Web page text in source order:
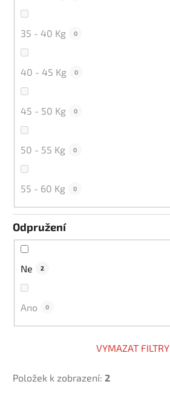
35 - 40 Kg 0
40 - 45 Kg 0
45 - 50 Kg 0
50 - 55 Kg 0
55 - 60 Kg 0
Odpružení
Ne 2
Ano 0
VYMAZAT FILTRY
Položek k zobrazení: 2